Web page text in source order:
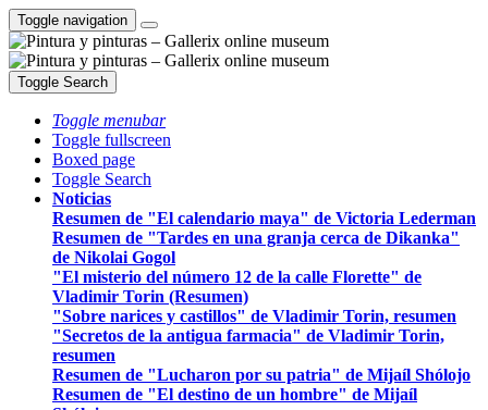
Toggle navigation
Toggle Search
Toggle menubar
Toggle fullscreen
Boxed page
Toggle Search
Noticias
Resumen de "El calendario maya" de Victoria Lederman
Resumen de "Tardes en una granja cerca de Dikanka"
de Nikolai Gogol
"El misterio del número 12 de la calle Florette" de
Vladimir Torin (Resumen)
"Sobre narices y castillos" de Vladimir Torin, resumen
"Secretos de la antigua farmacia" de Vladimir Torin,
resumen
Resumen de "Lucharon por su patria" de Mijaíl Shólojo
Resumen de "El destino de un hombre" de Mijaíl